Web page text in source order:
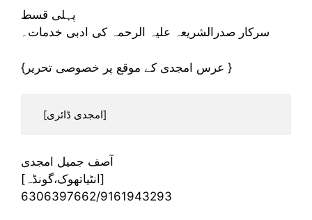
پہلی قسط
سرکار صدرالشریعہ علیہ الرحمہ کی ادبی خدمات۔
{عرس امجدی کے موقع پر خصوصی تحریر }
   [امجدی ڈائری]
آصف جمیل امجدی
[انٹیاتھوک،گونڈہ]
6306397662/9161943293